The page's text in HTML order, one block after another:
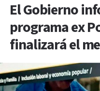
El Gobierno
programa ex
finalizará el